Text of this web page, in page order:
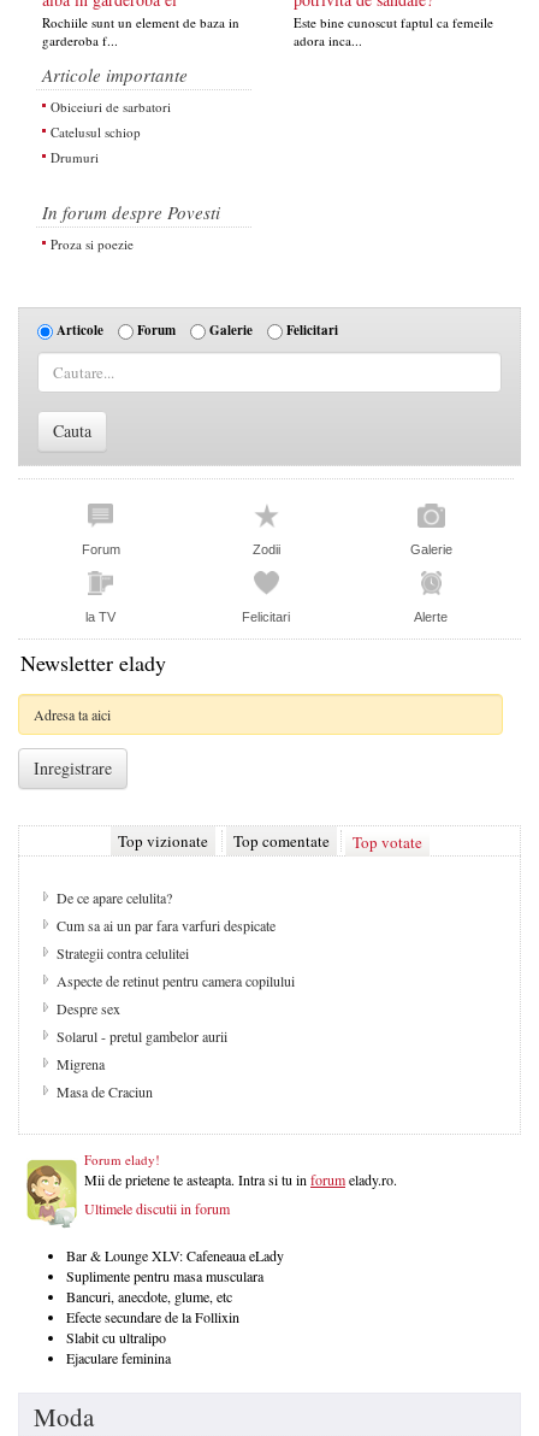
Rochiile sunt un element de baza in
garderoba f...
Este bine cunoscut faptul ca femeile
adora inca...
Articole importante
Obiceiuri de sarbatori
Catelusul schiop
Drumuri
In forum despre Povesti
Proza si poezie
Articole Forum Galerie Felicitari
Forum Zodii Galerie
la TV Felicitari Alerte
Newsletter elady
Top vizionate Top comentate Top votate
De ce apare celulita?
Cum sa ai un par fara varfuri despicate
Strategii contra celulitei
Aspecte de retinut pentru camera copilului
Despre sex
Solarul - pretul gambelor aurii
Migrena
Masa de Craciun
Forum elady!
Mii de prietene te asteapta. Intra si tu inforumelady.ro.
Ultimele discutii in forum
Bar & Lounge XLV: Cafeneaua eLady
Suplimente pentru masa musculara
Bancuri, anecdote, glume, etc
Efecte secundare de la Follixin
Slabit cu ultralipo
Ejaculare feminina
Moda